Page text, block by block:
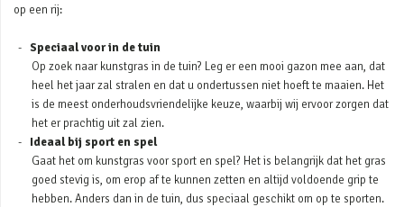
op een rij:
Speciaal voor in de tuin
Op zoek naar kunstgras in de tuin? Leg er een mooi gazon mee aan, dat
heel het jaar zal stralen en dat u ondertussen niet hoeft te maaien. Het
is de meest onderhoudsvriendelijke keuze, waarbij wij ervoor zorgen dat
het er prachtig uit zal zien.
Ideaal bij sport en spel
Gaat het om kunstgras voor sport en spel? Het is belangrijk dat het gras
goed stevig is, om erop af te kunnen zetten en altijd voldoende grip te
hebben. Anders dan in de tuin, dus speciaal geschikt om op te sporten.